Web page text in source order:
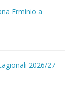
Erminio a
2026/27